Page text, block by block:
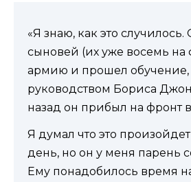
«Я знаю, как это
сыновей (их уже восемь на
армию и прошел обучение,
руководством Бориса
назад он прибыл на фронт
Я думал что это
день, но он у меня парень
Ему понадобилось время